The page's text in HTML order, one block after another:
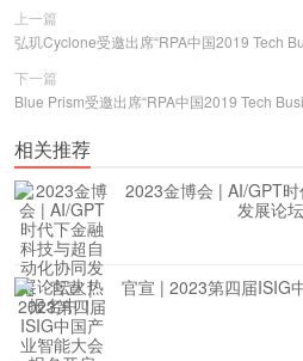
上一篇
弘玑Cyclone受邀出席“RPA中国2019 Tech
下一篇
Blue Prism受邀出席“RPA中国2019 Tech
相关推荐
2023金博会 | AI/GPT
发展论
官宣 | 2023第四届ISIG